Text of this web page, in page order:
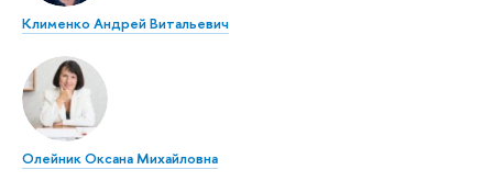
Клименко Андрей Витальевич
Олейник Оксана Михайловна